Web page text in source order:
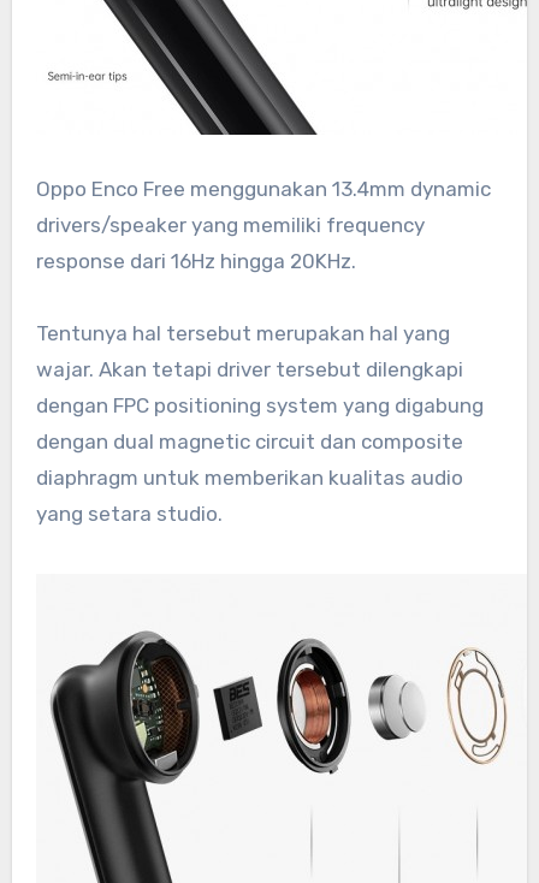
Oppo Enco Free menggunakan 13.4mm dynamic
drivers/speaker yang memiliki frequency
response dari 16Hz hingga 20KHz.
Tentunya hal tersebut merupakan hal yang
wajar. Akan tetapi driver tersebut dilengkapi
dengan FPC positioning system yang digabung
dengan dual magnetic circuit dan composite
diaphragm untuk memberikan kualitas audio
yang setara studio.